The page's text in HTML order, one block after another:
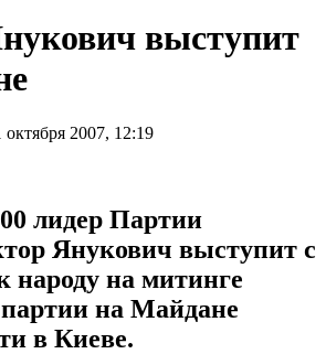
выcтупит
2007, 12:19
лидер Партии
Янукович выступит с
народу на митинге
на Майдане
в Киеве.